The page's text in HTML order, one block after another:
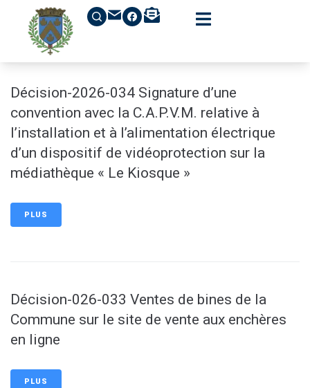
principal
Décision-2026-034 Signature d’une
convention avec la C.A.P.V.M. relative à
l’installation et à l’alimentation électrique
d’un dispositif de vidéoprotection sur la
médiathèque « Le Kiosque »
PLUS
Décision-026-033 Ventes de bines de la
Commune sur le site de vente aux enchères
en ligne
PLUS